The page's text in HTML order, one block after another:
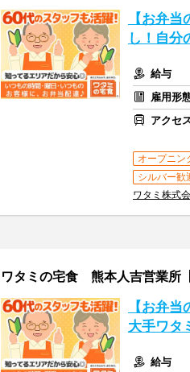
【お弁
し！自分
給与
雇用形
アクセ
オープニン
シルバー歓
ワタミ株式
ワタミの宅食 熊本人吉営業所
【お弁
大手ワタ
給与